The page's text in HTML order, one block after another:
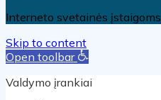
Interneto svetainės įstaigoms
Skip to content
Open toolbar
Valdymo įrankiai